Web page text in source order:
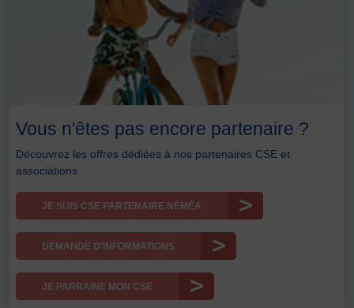
Vous n'êtes pas encore partenaire ?
Découvrez les offres dédiées à nos partenaires CSE et
associations
JE SUIS CSE PARTENAIRE NÉMÉA
DEMANDE D'INFORMATIONS
JE PARRAINE MON CSE